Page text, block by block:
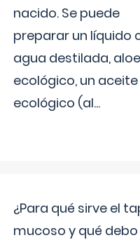
nacido. Se puede
preparar un líquido
agua destilada,
ecológico, un aceite
ecológico (al...
¿Para qué sirve el
mucoso y qué debo